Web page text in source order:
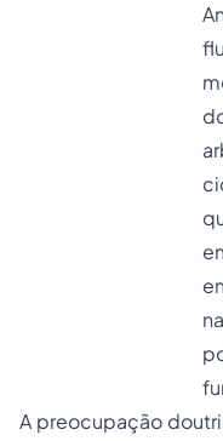
A preocupação